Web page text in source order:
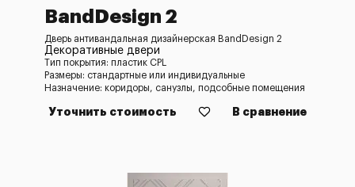
BandDesign 2
Дверь антивандальная дизайнерская BandDesign 2
Декоративные двери
Тип покрытия: пластик CPL
Размеры: стандартные или индивидуальные
Назначение: коридоры, санузлы, подсобные помещения
Уточнить стоимость В сравнение